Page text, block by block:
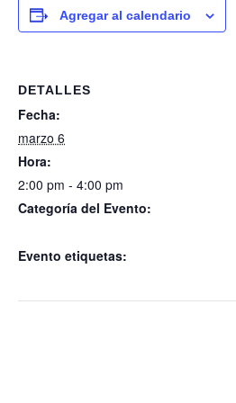
Agregar al calendario
DETALLES
Fecha:
marzo 6
Hora:
2:00 pm - 4:00 pm
Categoría del Evento:
Evento etiquetas: